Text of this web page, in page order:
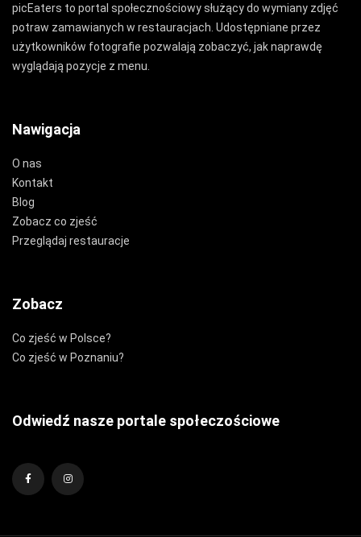
picEaters to portal społecznościowy służący do wymiany zdjęć
potraw zamawianych w restauracjach. Udostępniane przez
użytkowników fotografie pozwalają zobaczyć, jak naprawdę
wyglądają pozycje z menu.
Nawigacja
O nas
Kontakt
Blog
Zobacz co zjeść
Przeglądaj restauracje
Zobacz
Co zjeść w Polsce?
Co zjeść w Poznaniu?
Odwiedź nasze portale społeczościowe